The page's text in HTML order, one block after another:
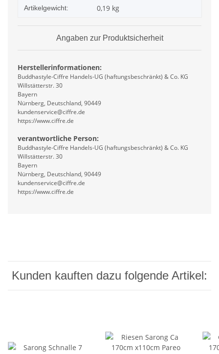
Artikelgewicht: 0,19 kg
Angaben zur Produktsicherheit
Herstellerinformationen:
Buddhastyle-Ciffre Handels-UG (haftungsbeschränkt) & Co. KG
Willstätterstr. 30
Bayern
Nürnberg, Deutschland, 90449
kundenservice@ciffre.de
https://www.ciffre.de
verantwortliche Person:
Buddhastyle-Ciffre Handels-UG (haftungsbeschränkt) & Co. KG
Willstätterstr. 30
Bayern
Nürnberg, Deutschland, 90449
kundenservice@ciffre.de
https://www.ciffre.de
Kunden kauften dazu folgende Artikel: